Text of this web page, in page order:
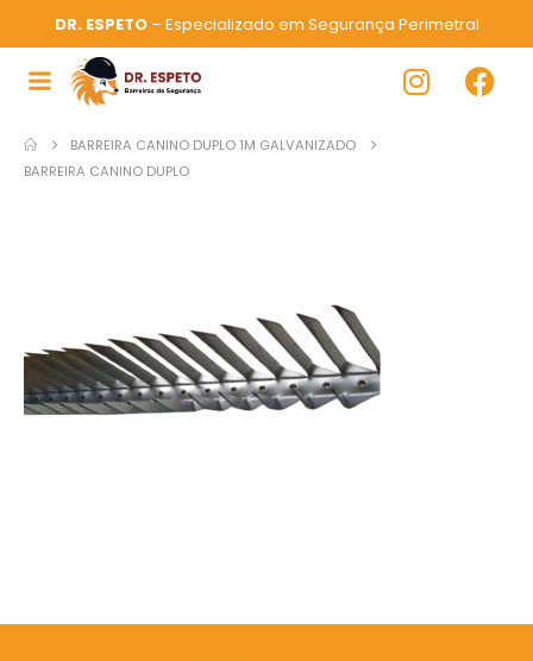
DR. ESPETO– Especializado em Segurança Perimetral
BARREIRA CANINO DUPLO 1M GALVANIZADO
BARREIRA CANINO DUPLO